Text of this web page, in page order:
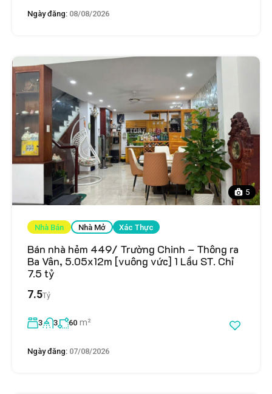
Ngày đăng: 08/08/2026
5
Nhà Bán Nhà Mở Xác Thực
Bán nhà hẻm 449/ Trường Chinh – Thông ra
Ba Vân, 5.05x12m [vuông vức] 1 Lầu ST. Chỉ
7.5 tỷ
7.5Tỷ
3 3 60 m²
Ngày đăng: 07/08/2026